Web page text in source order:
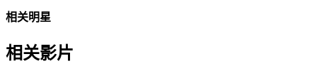
相关明星
相关影片